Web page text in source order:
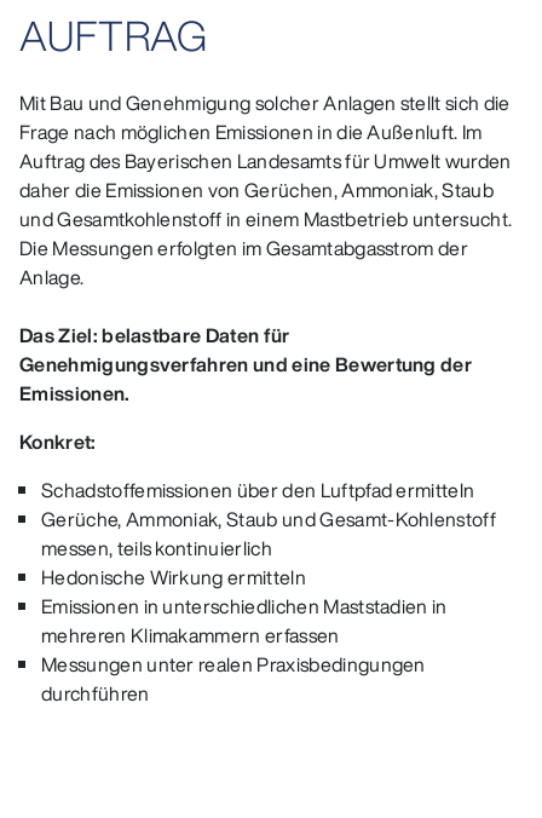
AUFTRAG
Mit Bau und Genehmigung solcher Anlagen stellt sich die
Frage nach möglichen Emissionen in die Außenluft. Im
Auftrag des Bayerischen Landesamts für Umwelt wurden
daher die Emissionen von Gerüchen, Ammoniak, Staub
und Gesamtkohlenstoff in einem Mastbetrieb untersucht.
Die Messungen erfolgten im Gesamtabgasstrom der
Anlage.
Das Ziel: belastbare Daten für
Genehmigungsverfahren und eine Bewertung der
Emissionen.
Konkret:
Schadstoffemissionen über den Luftpfad ermitteln
Gerüche, Ammoniak, Staub und Gesamt-Kohlenstoff
messen, teils kontinuierlich
Hedonische Wirkung ermitteln
Emissionen in unterschiedlichen Maststadien in
mehreren Klimakammern erfassen
Messungen unter realen Praxisbedingungen
durchführen